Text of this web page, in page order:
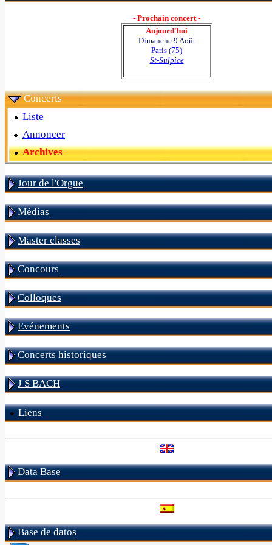
- Prochain concert -
Aujourd'hui
Dimanche 9 Août
Paris (75)
St-Sulpice
Concerts
Liste
Annoncer
Archives
Jour de l'Orgue
Médias
Master classes
Concours
Colloques
Evénements
Concerts historiques
J S BACH
Liens
Data Base
Base de datos